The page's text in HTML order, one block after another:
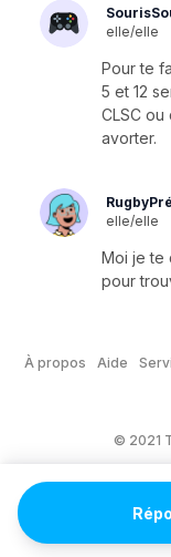
elle/elle
Pour te
5 et 12
CLSC
avorter.
elle/elle
Moi je te
pour
À propos Aide
© 2021